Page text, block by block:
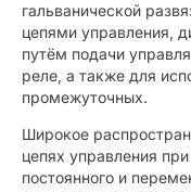
гальванической
цепями управления,
путём подачи
реле, а также для
промежуточных.
Широкое
цепях управления
постоянного и